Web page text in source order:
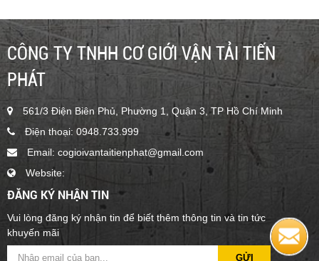
BOOMLIFT CHẠY ĐIỆN 9M - JLG E300AJP
1
CÔNG TY TNHH CƠ GIỚI VẬN TẢI TIẾN
PHÁT
561/3 Điện Biên Phủ, Phường 1, Quận 3, TP Hồ Chí Minh
Điện thoại: 0948.733.999
Email: cogioivantaitienphat@gmail.com
Website:
ĐĂNG KÝ NHẬN TIN
Vui lòng đăng ký nhận tin để biết thêm thông tin và tin tức
khuyến mãi